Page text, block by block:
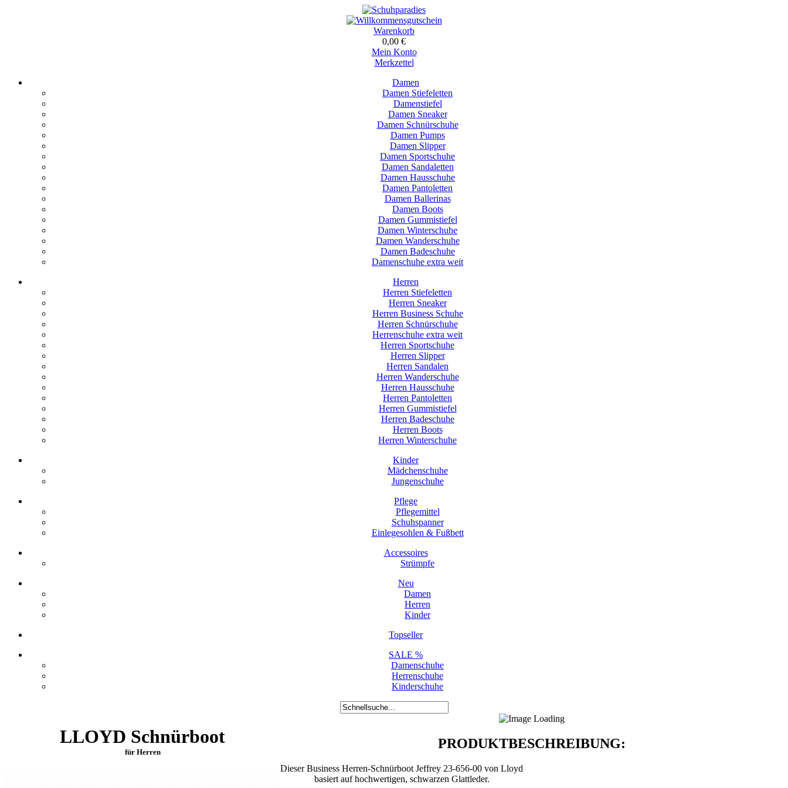
Warenkorb
0,00 €
Mein Konto
Merkzettel
Damen
Damen Stiefeletten
Damenstiefel
Damen Sneaker
Damen Schnürschuhe
Damen Pumps
Damen Slipper
Damen Sportschuhe
Damen Sandaletten
Damen Hausschuhe
Damen Pantoletten
Damen Ballerinas
Damen Boots
Damen Gummistiefel
Damen Winterschuhe
Damen Wanderschuhe
Damen Badeschuhe
Damenschuhe extra weit
Herren
Herren Stiefeletten
Herren Sneaker
Herren Business Schuhe
Herren Schnürschuhe
Herrenschuhe extra weit
Herren Sportschuhe
Herren Slipper
Herren Sandalen
Herren Wanderschuhe
Herren Hausschuhe
Herren Pantoletten
Herren Gummistiefel
Herren Badeschuhe
Herren Boots
Herren Winterschuhe
Kinder
Mädchenschuhe
Jungenschuhe
Pflege
Pflegemittel
Schuhspanner
Einlegesohlen & Fußbett
Accessoires
Strümpfe
Neu
Damen
Herren
Kinder
Topseller
SALE %
Damenschuhe
Herrenschuhe
Kinderschuhe
LLOYD Schnürboot
für Herren
PRODUKTBESCHREIBUNG:
Dieser Business Herren-Schnürboot Jeffrey 23-656-00 von Lloyd
basiert auf hochwertigen, schwarzen Glattleder.